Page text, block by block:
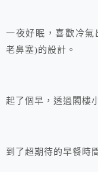
一夜好眠，喜歡冷
老鼻塞)的設計。
起了個早，透過閣樓
到了超期待的早餐時